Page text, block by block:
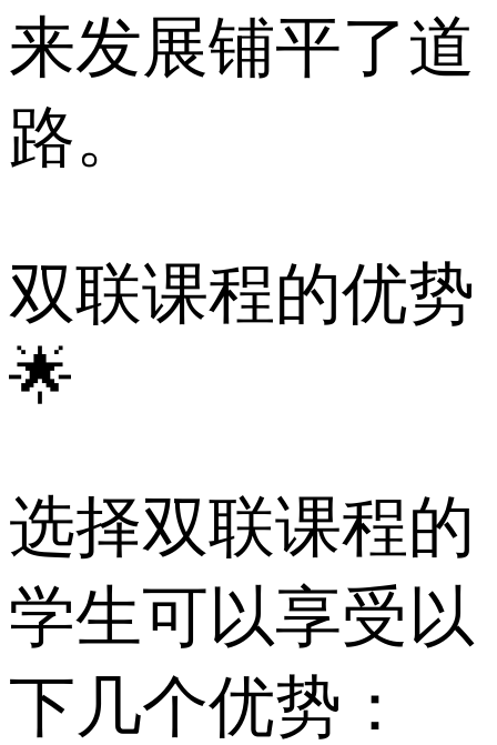
来发展铺平了道
路。
双联课程的优势
🌟
选择双联课程的
学生可以享受以
下几个优势：